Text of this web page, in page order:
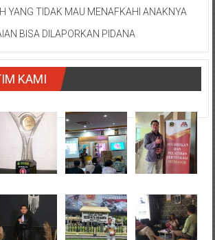
YANG TIDAK MAU MENAFKAHI ANAKNYA
BISA DILAPORKAN PIDANA
KAMI